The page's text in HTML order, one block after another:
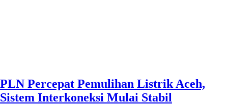
PLN Percepat Pemulihan Listrik Aceh,
Sistem Interkoneksi Mulai Stabil